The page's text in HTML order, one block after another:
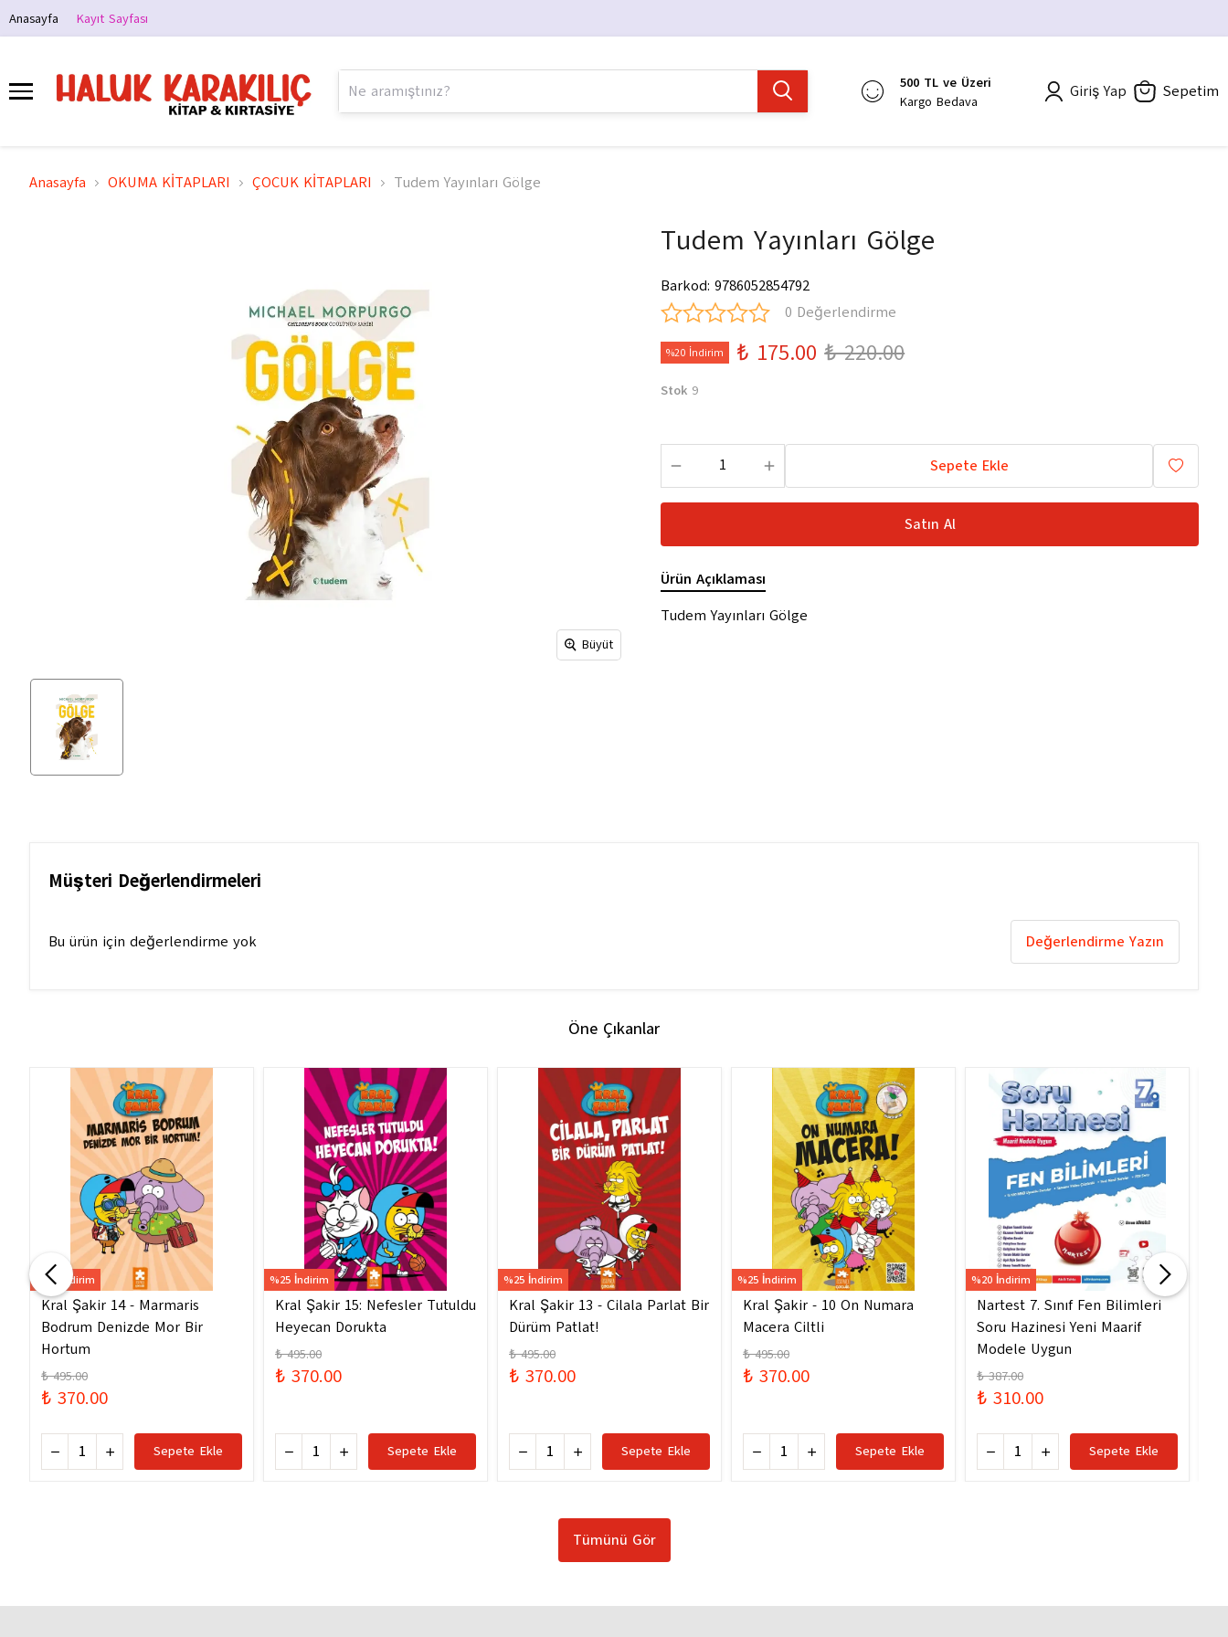
Anasayfa Kayıt Sayfası
500 TL ve Üzeri
Kargo Bedava
Giriş Yap Sepetim
Anasayfa OKUMA KİTAPLARI ÇOCUK KİTAPLARI Tudem Yayınları Gölge
Büyüt
Tudem Yayınları Gölge
Barkod:9786052854792
0 Değerlendirme
%20 İndirim ₺ 175.00 ₺ 220.00
Stok 9
Sepete Ekle
Satın Al
Ürün Açıklaması
Tudem Yayınları Gölge
Müşteri Değerlendirmeleri
Bu ürün için değerlendirme yok Değerlendirme Yazın
Öne Çıkanlar
%25 İndirim
Kral Şakir 14 - Marmaris
Bodrum Denizde Mor Bir
Hortum
₺ 495.00
₺ 370.00
Sepete Ekle
%25 İndirim
Kral Şakir 15: Nefesler Tutuldu
Heyecan Dorukta
₺ 495.00
₺ 370.00
Sepete Ekle
%25 İndirim
Kral Şakir 13 - Cilala Parlat Bir
Dürüm Patlat!
₺ 495.00
₺ 370.00
Sepete Ekle
%25 İndirim
Kral Şakir - 10 On Numara
Macera Ciltli
₺ 495.00
₺ 370.00
Sepete Ekle
%20 İndirim
Nartest 7. Sınıf Fen Bilimleri
Soru Hazinesi Yeni Maarif
Modele Uygun
₺ 387.00
₺ 310.00
Sepete Ekle
Tümünü Gör